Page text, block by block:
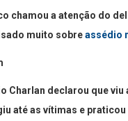
chamou a atenção do
muito sobreassédio
Charlan declarou que
até as vítimas e